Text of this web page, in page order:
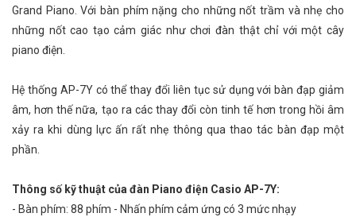
Grand Piano. Với bàn phím nặng cho những nốt trầm và nhẹ cho
những nốt cao tạo cảm giác như chơi đàn thật chỉ với một cây
piano điện.
Hệ thống AP-7Y có thể thay đổi liên tục sử dụng với bàn đạp giảm
âm, hơn thế nữa, tạo ra các thay đổi còn tinh tế hơn trong hồi âm
xảy ra khi dùng lực ấn rất nhẹ thông qua thao tác bàn đạp một
phần.
Thông số kỹ thuật của đàn Piano điện Casio AP-7Y:
- Bàn phím: 88 phím - Nhấn phím cảm ứng có 3 mức nhạy